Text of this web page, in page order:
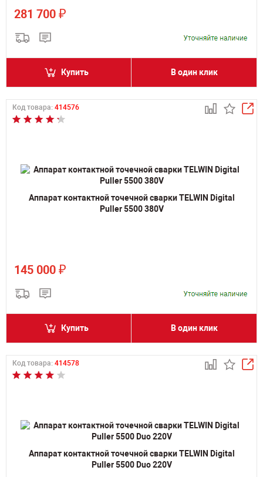
281 700 ₽
Купить В один клик
Код товара: 414576
Аппарат контактной точечной сварки TELWIN Digital
Puller 5500 380V
145 000 ₽
Купить В один клик
Код товара: 414578
Аппарат контактной точечной сварки TELWIN Digital
Puller 5500 Duo 220V